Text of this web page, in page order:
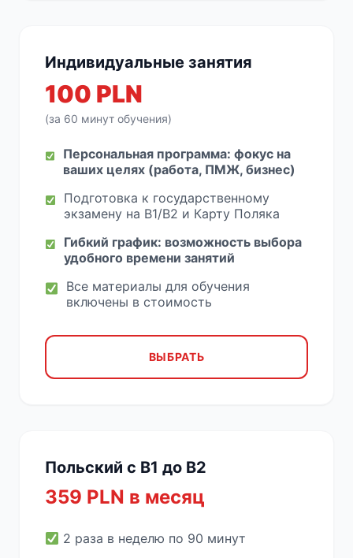
Индивидуальные занятия
100 PLN
(за 60 минут обучения)
Персональная программа: фокус на
ваших целях (работа, ПМЖ, бизнес)
Подготовка к государственному
экзамену на B1/B2 и Карту Поляка
Гибкий график: возможность выбора
удобного времени занятий
Все материалы для обучения
включены в стоимость
ВЫБРАТЬ
Польский с B1 до B2
359 PLN в месяц
2 раза в неделю по 90 минут